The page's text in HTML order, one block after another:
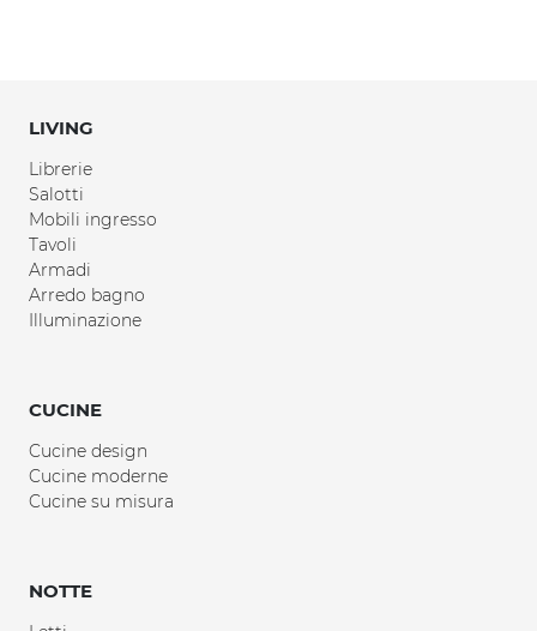
LIVING
Librerie
Salotti
Mobili ingresso
Tavoli
Armadi
Arredo bagno
Illuminazione
CUCINE
Cucine design
Cucine moderne
Cucine su misura
NOTTE